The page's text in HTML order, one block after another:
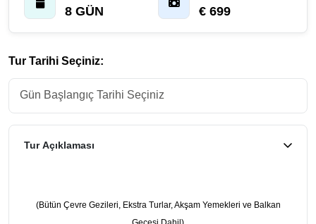
8 GÜN € 699
Tur Tarihi Seçiniz:
Tur Açıklaması
(Bütün Çevre Gezileri, Ekstra Turlar, Akşam Yemekleri ve Balkan